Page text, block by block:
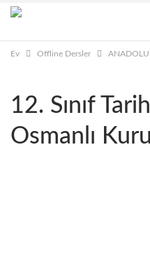
Ev Offline Dersler
12. Sınıf
Osmanlı